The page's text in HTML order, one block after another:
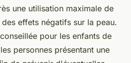
une utilisation maximale de
effets négatifs sur la peau.
pour les enfants de
personnes présentant une